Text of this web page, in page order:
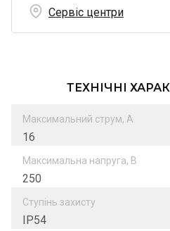
Сервіс центри
ТЕХНІЧНІ
Максимальний струм, А
16
Максимальна напруга, В
250
Ступінь захисту
IP54